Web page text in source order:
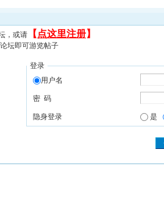
，或请 【 点这里注册】
坛即可游览帖子
登录
用户名
密 码
隐身登录 是